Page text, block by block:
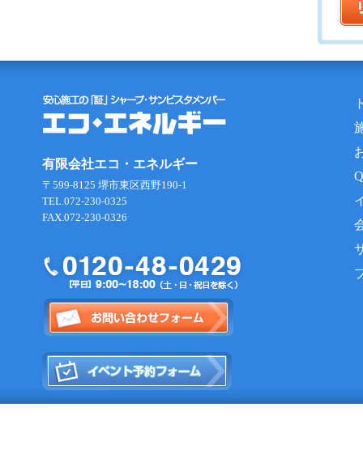
有限会社エコ・エネルギー
〒599-8125 堺市東区西野190-1
TEL.072-230-0325
FAX.072-230-0326